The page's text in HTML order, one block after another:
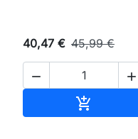
40,47 € 45,99 €
 
